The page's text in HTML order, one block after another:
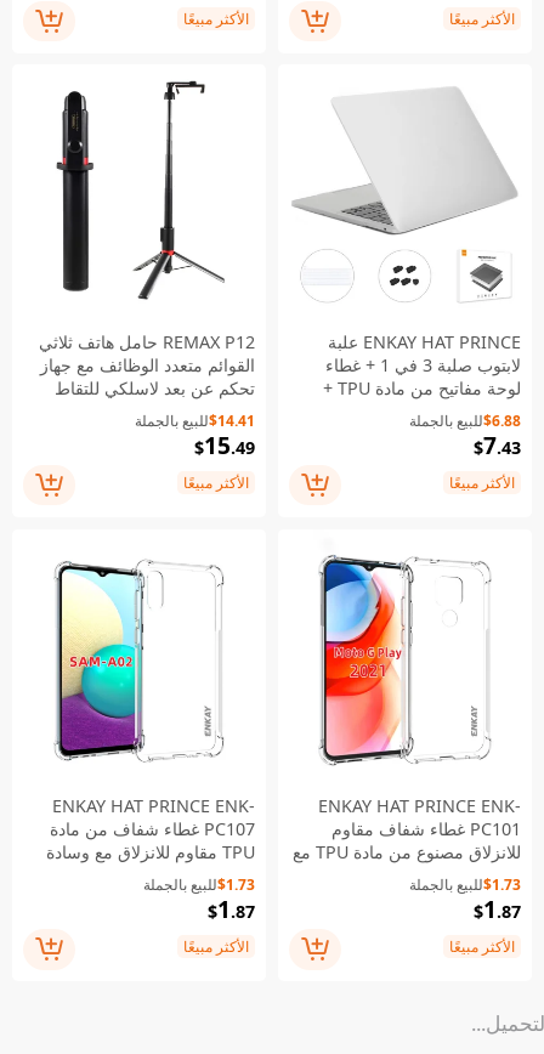
الأكثر مبيعًا الأكثر مبيعًا
ENKAY HAT PRINCE علبة
لابتوب صلبة 3 في 1 + غطاء
لوحة مفاتيح من مادة TPU +
سدادات ضد الغبار لجهاز
بوصة (النسخة الأوروبية، مع
شريط اللمس) A2251 / A2289
$6.88للبيع بالجملة
$7.43
الأكثر مبيعًا
REMAX P12 حامل هاتف ثلاثي
القوائم متعدد الوظائف مع جهاز
تحكم عن بعد لاسلكي للتقاط
الصور
$14.41للبيع بالجملة
$15.49
الأكثر مبيعًا
ENKAY HAT PRINCE ENK-
PC101 غطاء شفاف مقاوم
للانزلاق مصنوع من مادة TPU مع
كيس هوائي مضاد للسقوط في
Moto G Play (2021)
$1.73للبيع بالجملة
$1 .87
الأكثر مبيعًا
ENKAY HAT PRINCE ENK-
PC107 غطاء شفاف من مادة
TPU مقاوم للانزلاق مع وسادة
هوائية مضادة للسقوط من الأربع
زوايا لهاتف Samsung Galaxy
A02
$1.73للبيع بالجملة
$1 .87
الأكثر مبيعًا